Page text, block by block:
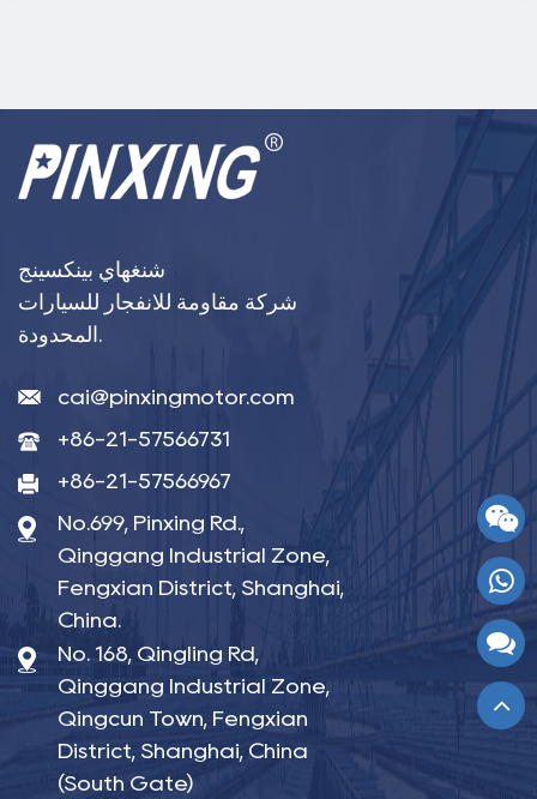
شنغهاي بينكسينج
شركة مقاومة للانفجار للسيارات
cai@pinxingmotor.com
+86-21-57566731
+86-21-57566967
No.699, Pinxing Rd.,
Qinggang Industrial Zone,
Fengxian District, Shanghai,
China.
No. 168, Qingling Rd,
Qinggang Industrial Zone,
Qingcun Town, Fengxian
District, Shanghai, China
(South Gate)